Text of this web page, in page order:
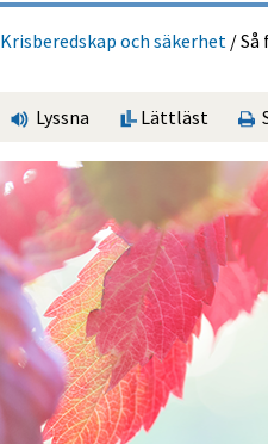
Krisberedskap och säkerhet /Så
Lyssna Lättläst